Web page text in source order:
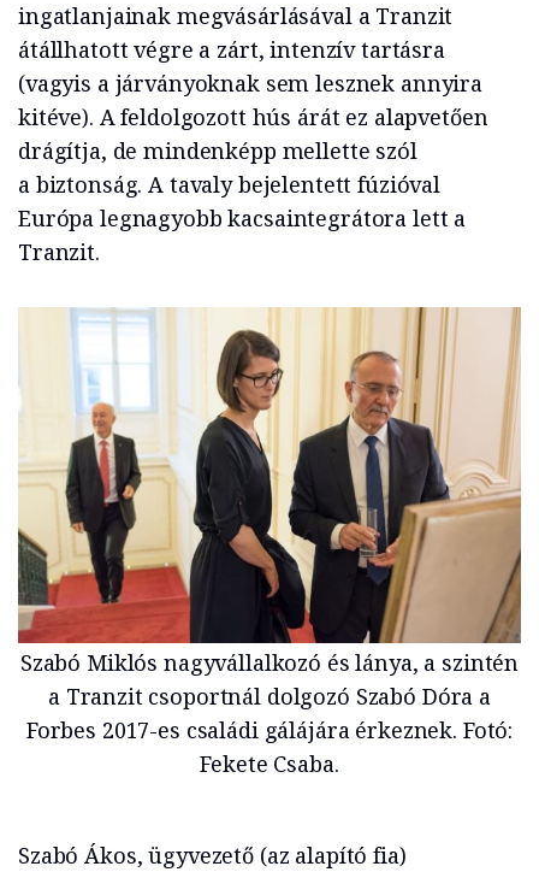
ingatlanjainak megvásárlásával a Tranzit
átállhatott végre a zárt, intenzív tartásra
(vagyis a járványoknak sem lesznek annyira
kitéve). A feldolgozott hús árát ez alapvetően
drágítja, de mindenképp mellette szól
a biztonság. A tavaly bejelentett fúzióval
Európa legnagyobb kacsaintegrátora lett a
Tranzit.
Szabó Miklós nagyvállalkozó és lánya, a szintén
a Tranzit csoportnál dolgozó Szabó Dóra a
Forbes 2017-es családi gálájára érkeznek. Fotó:
Fekete Csaba.
Szabó Ákos, ügyvezető (az alapító fia)